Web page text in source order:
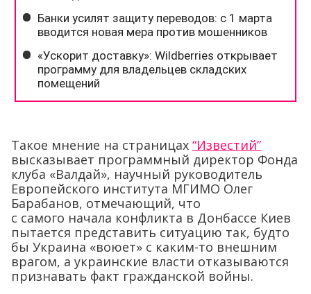
Такое мнение на страницах “Известий”
высказывает программный директор Фонда
клуба «Валдай», научный руководитель
Европейского института МГИМО Олег
Барабанов, отмечающий, что
с самого начала конфликта в Донбассе Киев
пытается представить ситуацию так, будто
бы Украина «воюет» с каким-то внешним
врагом, а украинские власти отказываются
признавать факт гражданской войны.